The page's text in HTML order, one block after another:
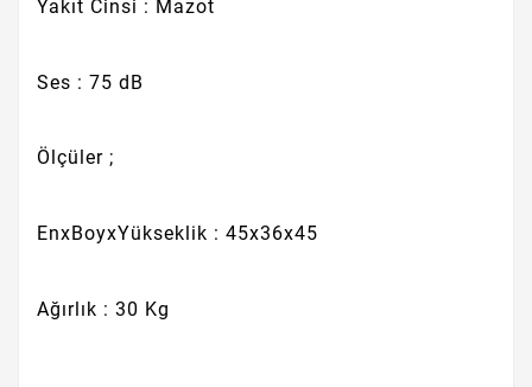
Yakıt Cinsi : Mazot
Ses : 75 dB
Ölçüler ;
EnxBoyxYükseklik : 45x36x45
Ağırlık : 30 Kg